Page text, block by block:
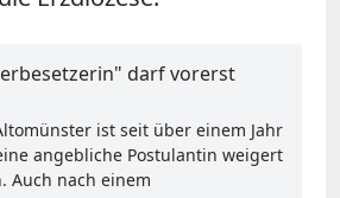
darf vorerst
ist seit über einem Jahr
angebliche Postulantin weigert
Auch nach einem